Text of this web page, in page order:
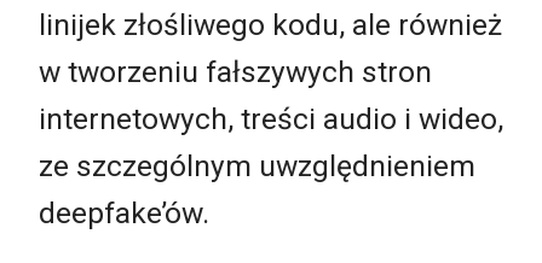
linijek złośliwego kodu, ale również
w tworzeniu fałszywych stron
internetowych, treści audio i wideo,
ze szczególnym uwzględnieniem
deepfake’ów.